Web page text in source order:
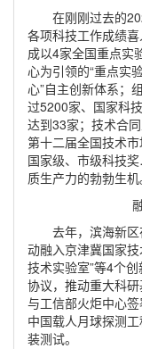
在刚刚过去的
各项科技工作成绩
成以4家全国重点实
心为引领的“重点实
心”自主创新体系；
过5200家、国家科
达到33家；技术合
第十二届全国技术
国家级、市级科技
质生产力的勃勃生机
去年，滨海新
动融入京津冀国家
技术实验室”等4个
协议，推动重大科
与工信部火炬中心签
中国载人月球探测
装测试。